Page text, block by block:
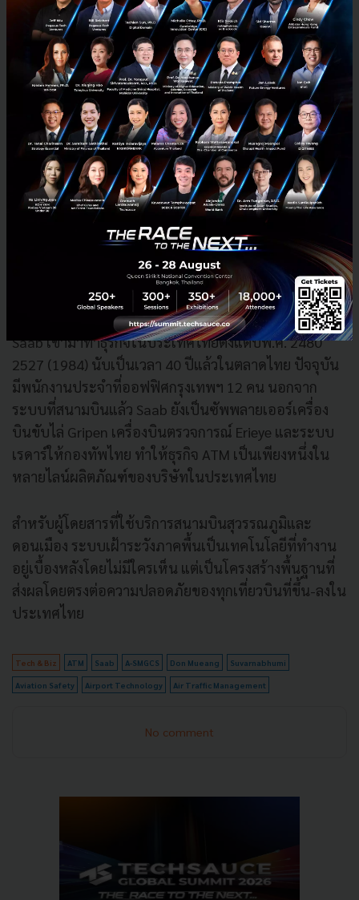
บริษัทแม่ Saab AB จดทะเบียนในตลาดหลักทรัพย์
สตอกโฮล์ม มีสำนักงานใหญ่ที่เมือง Linköping ประเทศ
สวีเดน และมีการดำเนินงานในประมาณ 100 ประเทศทั่ว
โลก
ในเชิงตัวเลข Saab มีพนักงานทั่วโลกประมาณ 28,000 คน
และลงทุนในการวิจัยและพัฒนา (R&D) ราว 16% ของราย
ได้ตามตัวเลขที่บริษัทเปิดเผยในการแถลง โดยตลาดเอเชีย
คิดเป็นสัดส่วนประมาณ 7% ของยอดขายทั้งหมด ซึ่งเป็น
ภูมิภาคที่บริษัทระบุว่าต้องการขยายสัดส่วนเพิ่มขึ้นใน
ATM เป็นเพียงส่วนหนึ่งของพอร์ต Saab ในไทย
Saab เข้ามาทำธุรกิจในประเทศไทยตั้งแต่ปีพ.ศ. 2480
2527 (1984) นับเป็นเวลา 40 ปีแล้วในตลาดไทย ปัจจุบัน
มีพนักงานประจำที่ออฟฟิศกรุงเทพฯ 12 คน นอกจาก
ระบบที่สนามบินแล้ว Saab ยังเป็นซัพพลายเออร์เครื่อง
บินขับไล่ Gripen เครื่องบินตรวจการณ์ Erieye และระบบ
เรดาร์ให้กองทัพไทย ทำให้ธุรกิจ ATM เป็นเพียงหนึ่งใน
หลายไลน์ผลิตภัณฑ์ของบริษัทในประเทศไทย
สำหรับผู้โดยสารที่ใช้บริการสนามบินสุวรรณภูมิและ
ดอนเมือง ระบบเฝ้าระวังภาคพื้นเป็นเทคโนโลยีที่ทำงาน
อยู่เบื้องหลังโดยไม่มีใครเห็น แต่เป็นโครงสร้างพื้นฐานที่
ส่งผลโดยตรงต่อความปลอดภัยของทุกเที่ยวบินที่ขึ้น-ลงใน
ประเทศไทย
Tech & Biz ATM Saab A-SMGCS Don Mueang Suvarnabhumi
Aviation Safety Airport Technology Air Traffic Management
No comment